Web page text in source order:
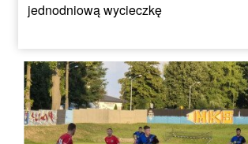
jednodniową wycieczkę